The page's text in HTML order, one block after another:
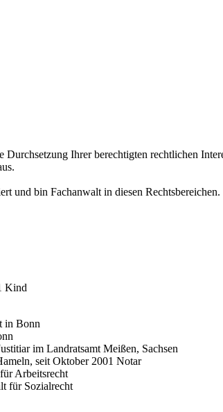
Ihrer berechtigten rechtlichen
und bin Fachanwalt in diesen Rechtsbereichen.
Kind
in Bonn
im Landratsamt Meißen, Sachsen
seit Oktober 2001 Notar
Arbeitsrecht
für Sozialrecht